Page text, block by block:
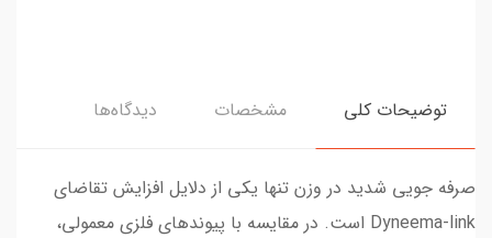
توضیحات کلی مشخصات دیدگاه‌ها
صرفه جویی شدید در وزن تنها یکی از دلایل افزایش تقاضای
Dyneema-link است. در مقایسه با پیوندهای فلزی معمولی،